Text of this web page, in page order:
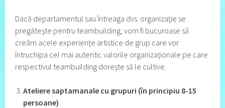
Dacă departamentul sau întreaga dvs. organizaţie se
pregăteşte pentru teambuilding, vom fi bucuroase să
creăm acele experienţe artistice de grup care vor
întruchipa cel mai autentic valorile organizaţionale pe care
respectivul teambuilding doreşte să le cultive.
Ateliere saptamanale cu grupuri (în principiu 8-15
persoane)